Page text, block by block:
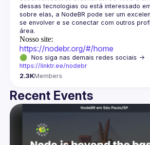
dessas tecnologias ou está interessado
sobre elas, a NodeBR pode ser um
se envolver e se conectar com outros
Nosso site:
https://nodebr.org/#/home
https://linktr.ee/nodebr
2.3KMembers
Recent Events